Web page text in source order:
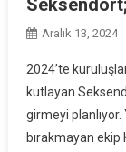
Aralık 13, 2024
2024’te
kutlayan
girmeyi
bırakmayan ekip